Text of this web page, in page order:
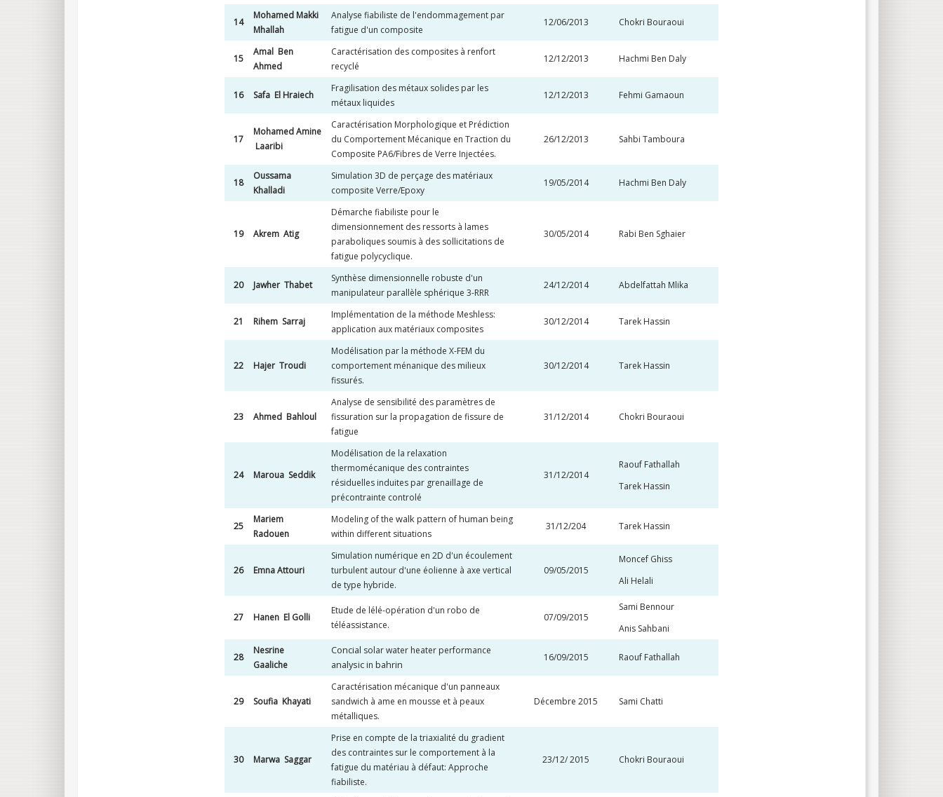
14
Mohamed Makki
Mhallah
Analyse fiabiliste de l'endommagement par
fatigue d'un composite
12/06/2013 Chokri Bouraoui
15
Amal Ben
Ahmed
Caractérisation des composites à renfort
recyclé
12/12/2013 Hachmi Ben Daly
16 Safa El Hraiech
Fragilisation des métaux solides par les
métaux liquides
12/12/2013 Fehmi Gamaoun
17
Mohamed Amine
Laaribi
Caractérisation Morphologique et Prédiction
du Comportement Mécanique en Traction du
Composite PA6/Fibres de Verre Injectées.
26/12/2013 Sahbi Tamboura
18
Oussama
Khalladi
Simulation 3D de perçage des matériaux
composite Verre/Epoxy
19/05/2014 Hachmi Ben Daly
19 Akrem Atig
Démarche fiabiliste pour le
dimensionnement des ressorts à lames
paraboliques soumis à des sollicitations de
fatigue polycyclique.
30/05/2014 Rabi Ben Sghaier
20 Jawher Thabet
Synthèse dimensionnelle robuste d'un
manipulateur parallèle sphérique 3-RRR
24/12/2014 Abdelfattah Mlika
21 Rihem Sarraj
Implémentation de la méthode Meshless:
application aux matériaux composites
30/12/2014 Tarek Hassin
22 Hajer Troudi
Modélisation par la méthode X-FEM du
comportement ménanique des milieux
fissurés.
30/12/2014 Tarek Hassin
23 Ahmed Bahloul
Analyse de sensibilité des paramètres de
fissuration sur la propagation de fissure de
fatigue
31/12/2014 Chokri Bouraoui
24 Maroua Seddik
Modélisation de la relaxation
thermomécanique des contraintes
résiduelles induites par grenaillage de
précontrainte controlé
31/12/2014
Raouf Fathallah
Tarek Hassin
25
Mariem
Radouen
Modeling of the walk pattern ofhuman being
within different situations
31/12/204 Tarek Hassin
26 Emna Attouri
Simulation numérique en 2D d'un écoulement
turbulent autour d'une éolienne à axe vertical
de type hybride.
09/05/2015
Moncef Ghiss
Ali Helali
27 Hanen El Golli
Etude de lélé-opération d'un robo de
téléassistance.
07/09/2015
Sami Bennour
Anis Sahbani
28
Nesrine
Gaaliche
Concial solar water heater performance
analysic in bahrin
16/09/2015 Raouf Fathallah
29 Soufia Khayati
Caractérisation mécanique d'un panneaux
sandwich à ame en mousse et à peaux
métalliques.
Décembre 2015 Sami Chatti
30 Marwa Saggar
Prise en compte de la triaxialité du gradient
des contraintes sur le comportement à la
fatigue du matériau à défaut: Approche
fiabiliste.
23/12/ 2015 Chokri Bouraoui